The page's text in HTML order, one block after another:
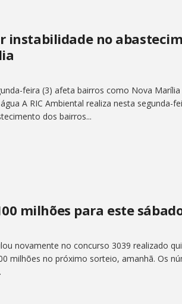
instabilidade no
feira (3) afeta bairros como Nova Marília
A RIC Ambiental realiza nesta segunda-
dos bairros...
milhões para este
novamente no concurso 3039 realizado
milhões no próximo sorteio, amanhã. Os